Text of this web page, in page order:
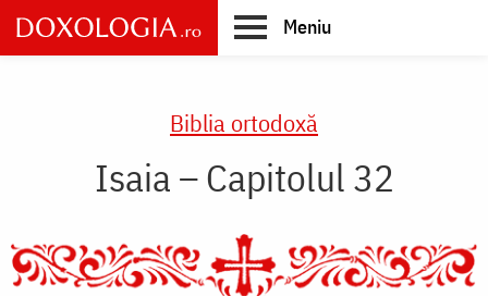
Skip
to
main
Meniu
Biblia ortodoxă
Isaia – Capitolul 32